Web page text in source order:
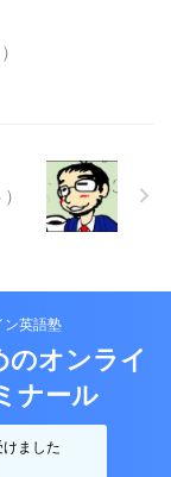
ン英語塾
のオンライ
ナール
ました